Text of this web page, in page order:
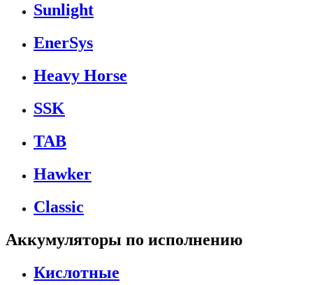
Sunlight
EnerSys
Heavy Horse
SSK
TAB
Hawker
Classic
Аккумуляторы по исполнению
Кислотные